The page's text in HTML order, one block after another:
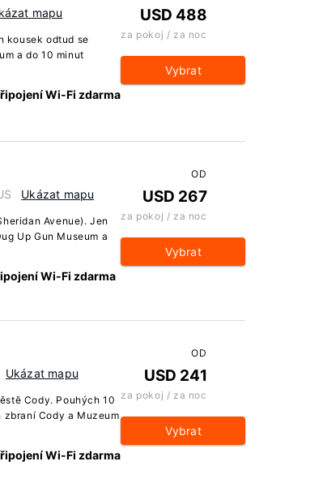
mapu
kousek odtud se
a do 10 minut
Wi-Fi zdarma
USD 488
za pokoj / za noc
Vybrat
Ukázat mapu
Avenue). Jen
Up Gun Museum a
Wi-Fi zdarma
OD
USD 267
za pokoj / za noc
Vybrat
Ukázat mapu
Cody. Pouhých 10
Cody a Muzeum
Wi-Fi zdarma
OD
USD 241
za pokoj / za noc
Vybrat